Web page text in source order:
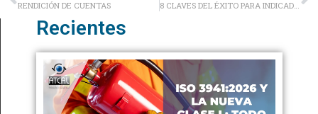
RENDICIÓN DE CUENTAS 8 CLAVES DEL ÉXITO PARA INDICADORES DE GESTIÓN
Recientes